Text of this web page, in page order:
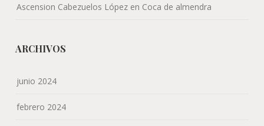
Ascension Cabezuelos López en Coca de almendra
ARCHIVOS
junio 2024
febrero 2024